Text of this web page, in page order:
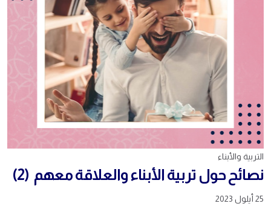
التربية والأبناء
نصائح حول تربية الأبناء والعلاقة معهم (2)
25 أيلول 2023